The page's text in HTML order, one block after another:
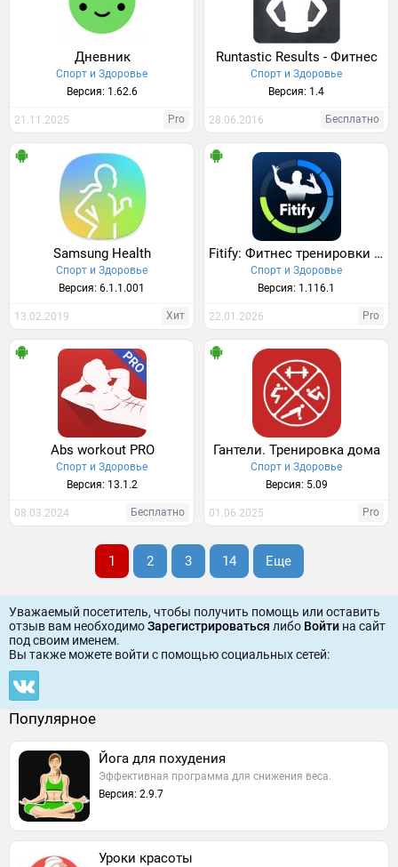
Дневник
Спорт и Здоровье
Версия: 1.62.6
21.11.2025 Pro
Runtastic Results - Фитнес
Спорт и Здоровье
Версия: 1.4
28.06.2016 Бесплатно
Samsung Health
Спорт и Здоровье
Версия: 6.1.1.001
13.02.2019 Хит
Fitify: Фитнес тренировки дома
Спорт и Здоровье
Версия: 1.116.1
22.01.2026 Pro
Abs workout PRO
Спорт и Здоровье
Версия: 13.1.2
08.03.2024 Бесплатно
Гантели. Тренировка дома
Спорт и Здоровье
Версия: 5.09
01.06.2025 Pro
1 2 3 14 Еще
Уважаемый посетитель, чтобы получить помощь или оставить
отзыв вам необходимоЗарегистрироваться либо Войти на сайт
под своим именем.
Вы также можете войти c помощью социальных сетей:
Популярное
Йога для похудения
Эффективная программа для снижения веса.
Версия: 2.9.7
Уроки красоты